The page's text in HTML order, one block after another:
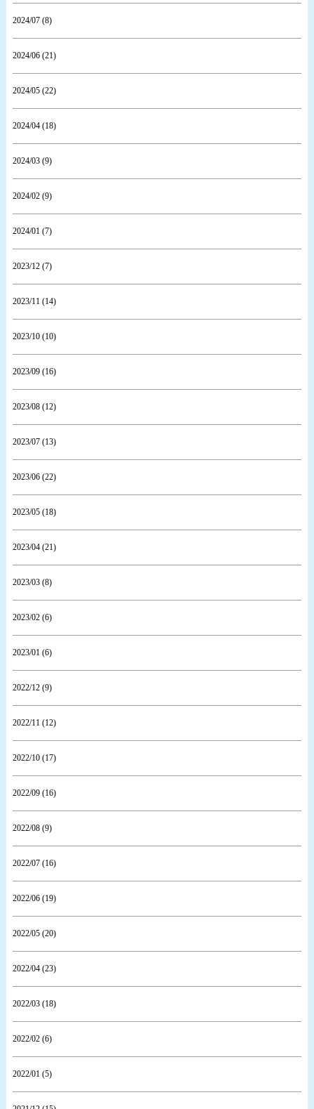
2024/07 (8)
2024/06 (21)
2024/05 (22)
2024/04 (18)
2024/03 (9)
2024/02 (9)
2024/01 (7)
2023/12 (7)
2023/11 (14)
2023/10 (10)
2023/09 (16)
2023/08 (12)
2023/07 (13)
2023/06 (22)
2023/05 (18)
2023/04 (21)
2023/03 (8)
2023/02 (6)
2023/01 (6)
2022/12 (9)
2022/11 (12)
2022/10 (17)
2022/09 (16)
2022/08 (9)
2022/07 (16)
2022/06 (19)
2022/05 (20)
2022/04 (23)
2022/03 (18)
2022/02 (6)
2022/01 (5)